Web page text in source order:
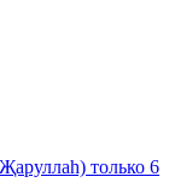
только 6